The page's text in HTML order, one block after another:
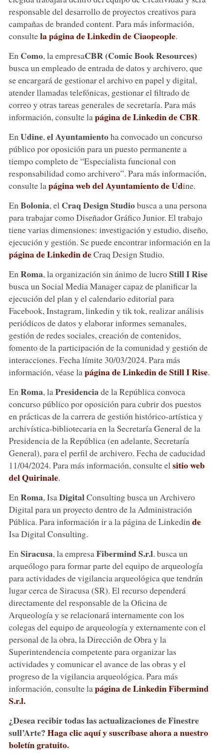
responsable del desarrollo de proyectos creativos para
campañas de branded content. Para más información,
consultela página de Linkedin de Ciaopeople.
En Como, la empresaCBR (Comic Book Resources)
busca un empleado de entrada de datos y archivero, que
se encargará de gestionar el archivo en papel y digital,
atender llamadas telefónicas, gestionar el filtrado de
correo y otras tareas generales de secretaría. Para más
información, consulte la página de Linkedin de CBR.
En Udine,el Ayuntamientoha convocado un concurso
público por oposición para un puesto permanente a
tiempo completo de “Especialista funcional con
responsabilidad como archivero”. Para más información,
consulte la página web del Ayuntamiento de Udine.
En Bolonia, el Craq Design Studiobusca a una persona
para trabajar como Diseñador Gráfico Junior. El trabajo
tiene varias dimensiones: investigación y estudio, diseño,
ejecución y gestión. Se puede encontrar información en la
página de Linkedin deCraq Design Studio.
EnRoma, la organización sin ánimo de lucroStill I Rise
busca un Social Media Manager capaz de planificar la
ejecución del plan y el calendario editorial para
Facebook, Instagram, linkedin y tik tok, realizar análisis
periódicos de datos y elaborar informes semanales,
gestión de redes sociales, creación de contenidos,
fomento de la participación de la comunidad y gestión de
interacciones. Fecha límite 30/03/2024. Para más
información, véase la página de Linkedin de Still I Rise.
En Roma, laPresidenciade la República convoca
concurso público por oposición para cubrir dos puestos
en prácticas de la carrera de gestión histórico-artística y
archivística-bibliotecaria en la Secretaría General de la
Presidencia de la República (en adelante, Secretaría
General), para el perfil de archivero. Fecha de caducidad
11/04/2024. Para más información, consulte el sitio web
del Quirinale.
En Roma, Isa DigitalConsulting busca un Archivero
Digital para un proyecto dentro de la Administración
Pública. Para información ir a la página de Linkedin de
Isa Digital Consulting.
En Siracusa, la empresa Fibermind S.r.l. busca un
arqueólogo para formar parte del equipo de arqueología
para actividades de vigilancia arqueológica que tendrán
lugar cerca de Siracusa (SR). El recurso dependerá
directamente del responsable de la Oficina de
Arqueología y se relacionará internamente con los
colegas del equipo de arqueología y externamente con el
personal de la obra, la Dirección de Obra y la
Superintendencia competente para organizar las
actividades y comunicar el avance de las obras y el
progreso de la vigilancia arqueológica. Para más
información, consulte la página de Linkedin Fibermind
S.r.l.
¿Desea recibir todas las actualizaciones de Finestre
sull’Arte?Haga clic aquí y suscríbase ahora a nuestro
boletín gratuito.